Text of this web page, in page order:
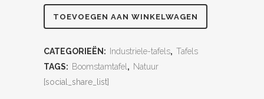
TOEVOEGEN AAN WINKELWAGEN
CATEGORIEËN: Industriele-tafels, Tafels
TAGS: Boomstamtafel , Natuur
[social_share_list]